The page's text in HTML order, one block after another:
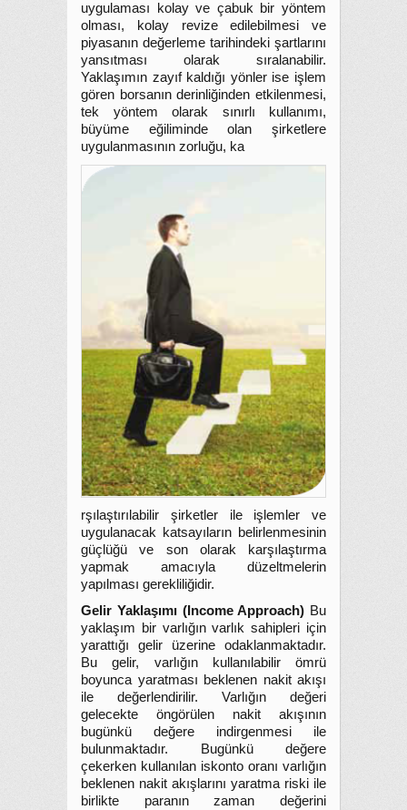
uygulaması kolay ve çabuk bir yöntem
olması, kolay revize edilebilmesi ve
piyasanın değerleme tarihindeki şartlarını
yansıtması olarak sıralanabilir.
Yaklaşımın zayıf kaldığı yönler ise işlem
gören borsanın derinliğinden etkilenmesi,
tek yöntem olarak sınırlı kullanımı,
büyüme eğiliminde olan şirketlere
uygulanmasının zorluğu, ka
rşılaştırılabilir şirketler ile işlemler ve
uygulanacak katsayıların belirlenmesinin
güçlüğü ve son olarak karşılaştırma
yapmak amacıyla düzeltmelerin
yapılması gerekliliğidir.
Gelir Yaklaşımı (Income Approach) Bu
yaklaşım bir varlığın varlık sahipleri için
yarattığı gelir üzerine odaklanmaktadır.
Bu gelir, varlığın kullanılabilir ömrü
boyunca yaratması beklenen nakit akışı
ile değerlendirilir. Varlığın değeri
gelecekte öngörülen nakit akışının
bugünkü değere indirgenmesi ile
bulunmaktadır. Bugünkü değere
çekerken kullanılan iskonto oranı varlığın
beklenen nakit akışlarını yaratma riski ile
birlikte paranın zaman değerini